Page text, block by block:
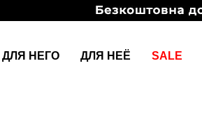
ДЛЯ НЕГО ДЛЯ НЕЁ SALE